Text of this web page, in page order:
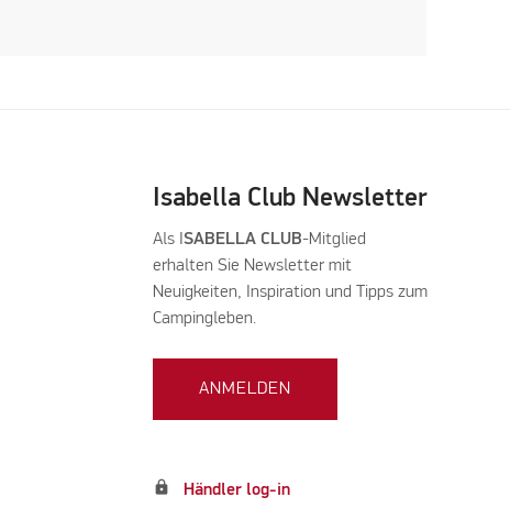
Isabella Club Newsletter
Als I SABELLA CLUB-Mitglied
erhalten Sie Newsletter mit
Neuigkeiten, Inspiration und Tipps zum
Campingleben.
ANMELDEN
lock Händler log-in